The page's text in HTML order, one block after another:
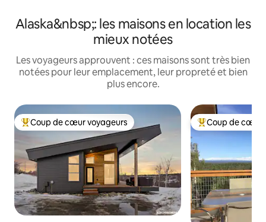
Alaska&nbsp;: les maisons en location les
mieux notées
Les voyageurs approuvent : ces maisons sont très bien
notées pour leur emplacement, leur propreté et bien
plus encore.
Coups de cœur voyageurs les plus appréciés
Coup de cœur voyageurs Coups de cœur
Coup de cœur